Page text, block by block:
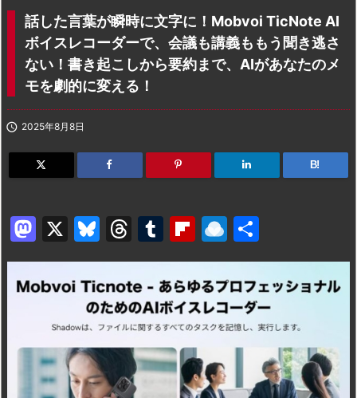
話した言葉が瞬時に文字に！Mobvoi TicNote AI
ボイスレコーダーで、会議も講義ももう聞き逃さ
ない！書き起こしから要約まで、AIがあなたのメ
モを劇的に変える！
 2025年8月8日
B!
M
a
st
o
n
X
Bl
u
e
s
k
y
T
hr
e
a
d
s
T
u
m
bl
r
Fl
ip
b
o
ar
d
R
ai
n
dr
o
p.
io
有